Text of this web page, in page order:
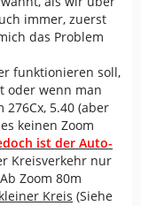
immer, zuerst
das Problem
funktionieren soll,
oder wenn man
5.40 (aber
keinen Zoom
ist der Auto-
Kreisverkehr nur
Zoom 80m
Kreis (Siehe